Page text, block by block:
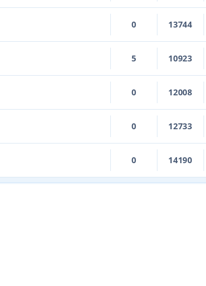
0 13744
5 10923
0 12008
0 12733
0 14190